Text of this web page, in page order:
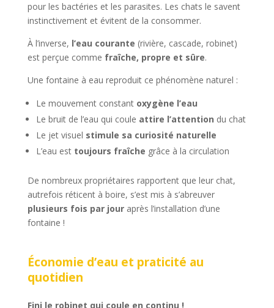
pour les bactéries et les parasites. Les chats le savent
instinctivement et évitent de la consommer.
À l’inverse, l’eau courante (rivière, cascade, robinet)
est perçue comme fraîche, propre et sûre.
Une fontaine à eau reproduit ce phénomène naturel :
Le mouvement constant oxygène l’eau
Le bruit de l’eau qui coule attire l’attention du chat
Le jet visuel stimule sa curiosité naturelle
L’eau est toujours fraîche grâce à la circulation
De nombreux propriétaires rapportent que leur chat,
autrefois réticent à boire, s’est mis à s’abreuver
plusieurs fois par jouraprès l’installation d’une
fontaine !
Économie d’eau et praticité au
quotidien
Fini le robinet qui coule en continu !